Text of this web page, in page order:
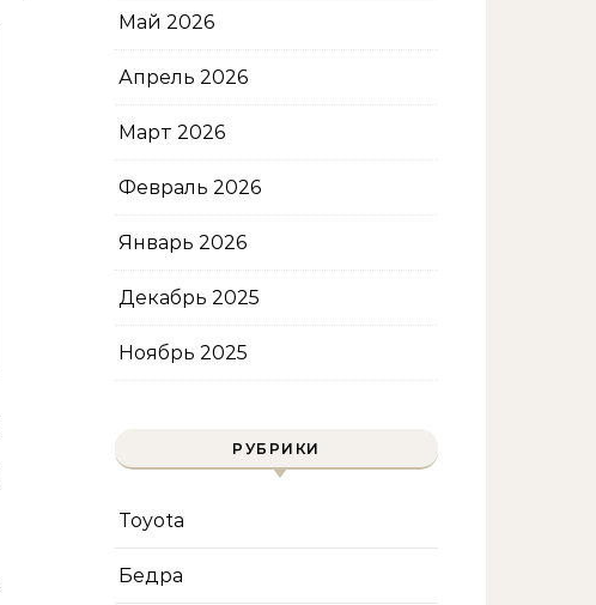
Май 2026
Апрель 2026
Март 2026
Февраль 2026
Январь 2026
Декабрь 2025
Ноябрь 2025
РУБРИКИ
Toyota
Бедра